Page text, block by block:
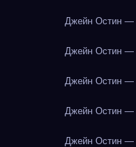
Джейн Остин —
Джейн Остин —
Джейн Остин —
Джейн Остин —
Джейн Остин —